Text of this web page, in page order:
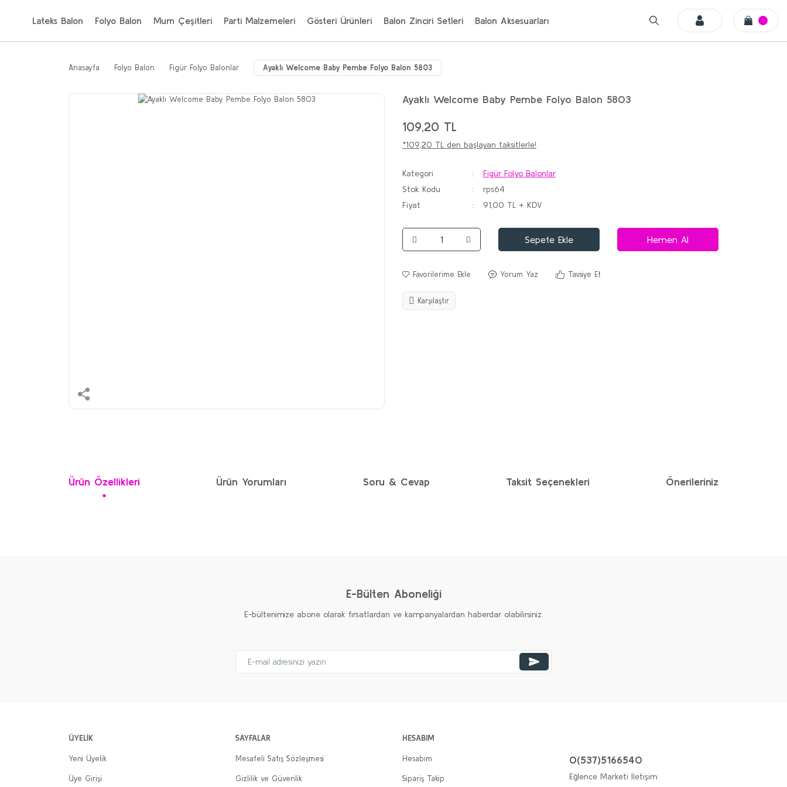
Lateks Balon Folyo Balon Mum Çeşitleri Parti Malzemeleri Gösteri Ürünleri Balon Zinciri Setleri Balon Aksesuarları
Anasayfa Folyo Balon Figür Folyo Balonlar Ayaklı Welcome Baby Pembe Folyo Balon 5803
Ayaklı Welcome Baby Pembe Folyo Balon 5803
109,20 TL
*109,20 TL den başlayan taksitlerle!
Kategori
Figür Folyo Balonlar
Stok Kodu
rps64
Fiyat
91,00 TL + KDV
Sepete Ekle Hemen Al
Yorum Yaz Tavsiye Et
Karşılaştır
Ürün Özellikleri Ürün Yorumları Soru & Cevap Taksit Seçenekleri Önerileriniz
E-Bülten Aboneliği
E-bültenimize abone olarak fırsatlardan ve kampanyalardan haberdar olabilirsiniz.
ÜYELİK
Yeni Üyelik
Üye Girişi
SAYFALAR
Mesafeli Satış Sözleşmesi
Gizlilik ve Güvenlik
HESABIM
Hesabım
Sipariş Takip
0(537)5166540
Eğlence Marketi İletişim